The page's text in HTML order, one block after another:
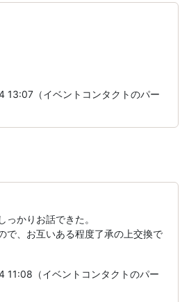
（イベントコンタクトのパー
っかりお話できた。
で、お互いある程度了承の上交換で
（イベントコンタクトのパー